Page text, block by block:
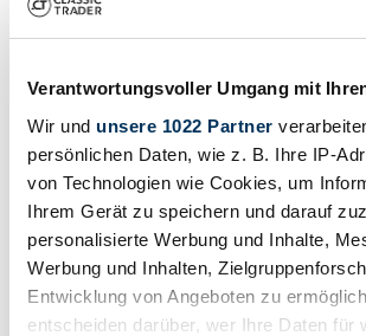
Verantwortungsvoller Umgang mit
Wir und unsere 1022 Partner
persönlichen Daten, wie z. B. Ihre IP-
von Technologien wie Cookies, um
Ihrem Gerät zu speichern und darauf
personalisierte Werbung und Inhalte,
Werbung und Inhalten,
Entwicklung von Angeboten zu
entscheiden darüber, wer Ihre Daten für
1928 | Eccles Jacobean
28 900 €il y a 6 mois